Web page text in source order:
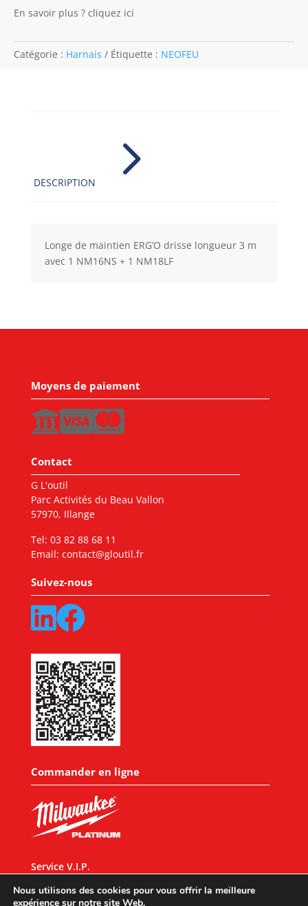
En savoir plus ? cliquez ici
Catégorie : Harnais Étiquette : NEOFEU
DESCRIPTION 5
Longe de maintien ERG’O drisse longueur 3 m
avec 1 NM16NS + 1 NM18LF
Moyens de paiement
Contact
G L'outil
Parc Activités du Beau Vallon
57970, Illange
Tel: 03 82 88 68 11
Email: contact@gloutil.fr
Suivez-nous
Commander en ligne
Service V.I.P.
Nous utilisons des cookies pour vous offrir la meilleure
expérience sur notre site Web.